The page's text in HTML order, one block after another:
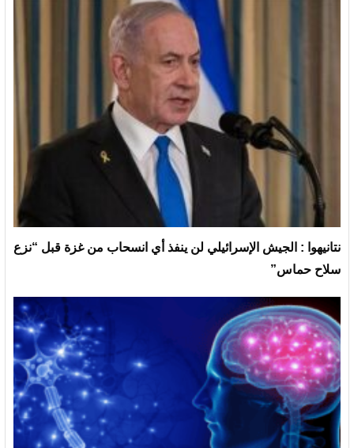
نتانيهوا : الجيش الإسرائيلي لن ينفذ أي انسحاب من غزة قبل “نزع
سلاح حماس”